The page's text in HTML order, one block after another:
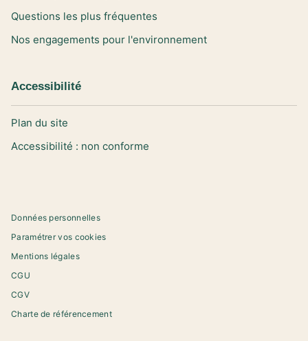
Questions les plus fréquentes
Nos engagements pour l'environnement
Accessibilité
Plan du site
Accessibilité : non conforme
Données personnelles
Paramétrer vos cookies
Mentions légales
CGU
CGV
Charte de référencement